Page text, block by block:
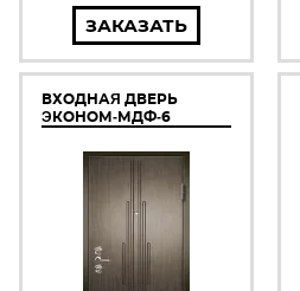
ЗАКАЗАТЬ
ВХОДНАЯ ДВЕРЬ
ЭКОНОМ-МДФ-6